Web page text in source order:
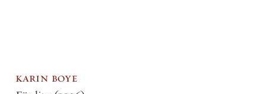
karin boye